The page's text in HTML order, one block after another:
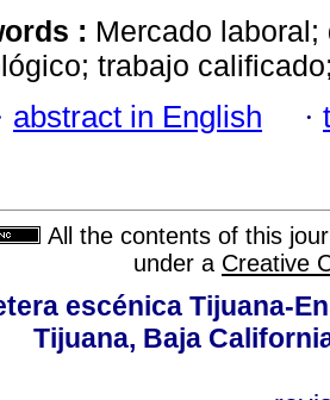
: Mercado
trabajo
abstract in English ·
All the contents of this
under a Creative
escénica Tijuana-
Tijuana, Baja